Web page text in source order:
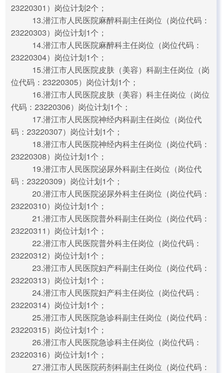
23220301）岗位计划2个；
13.潜江市人民医院麻醉科副主任岗位（岗位代码：
23220303）岗位计划1个；
14.潜江市人民医院麻醉科主任岗位（岗位代码：
23220304）岗位计划1个；
15.潜江市人民医院皮肤（美容）科副主任岗位（岗
位代码：23220305）岗位计划1个；
16.潜江市人民医院皮肤（美容）科主任岗位（岗位
代码：23220306）岗位计划1个；
17.潜江市人民医院神经内科副主任岗位（岗位代
码：23220307）岗位计划1个；
18.潜江市人民医院神经内科主任岗位（岗位代码：
23220308）岗位计划1个；
19.潜江市人民医院泌尿外科副主任岗位（岗位代
码：23220309）岗位计划1个；
20.潜江市人民医院泌尿外科主任岗位（岗位代码：
23220310）岗位计划1个；
21.潜江市人民医院普外科副主任岗位（岗位代码：
23220311）岗位计划1个；
22.潜江市人民医院普外科主任岗位（岗位代码：
23220312）岗位计划1个；
23.潜江市人民医院妇产科副主任岗位（岗位代码：
23220313）岗位计划1个；
24.潜江市人民医院妇产科主任岗位（岗位代码：
23220314）岗位计划1个；
25.潜江市人民医院急诊科副主任岗位（岗位代码：
23220315）岗位计划1个；
26.潜江市人民医院急诊科主任岗位（岗位代码：
23220316）岗位计划1个；
27.潜江市人民医院药剂科副主任岗位（岗位代码：